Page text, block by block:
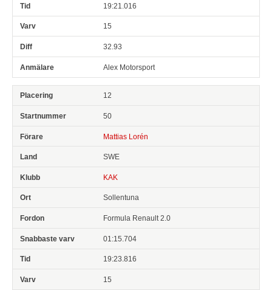
19:21.016
15
32.93
Alex Motorsport
12
50
Mattias Lorén
SWE
KAK
Sollentuna
Formula Renault 2.0
01:15.704
19:23.816
15